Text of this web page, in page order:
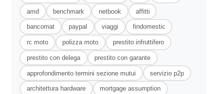
amd benchmark netbook affitti
bancomat paypal viaggi findomestic
rc moto polizza moto prestito infruttifero
prestito con delega prestito con garante
approfondimento termini sezione mutui servizio p2p
architettura hardware mortgage assumption